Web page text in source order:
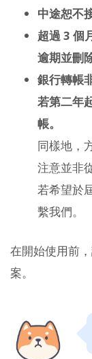
中途恕不
超過 3 個
逾期並刪除
銀行轉帳
若第二年
帳。
同樣地，
注意並非
若希望於
繫我們。
在開始使用前
案。